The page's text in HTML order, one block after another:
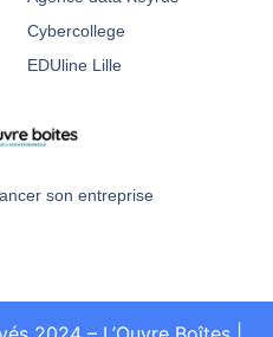
son entreprise
Cybercollege
EDUline Lille